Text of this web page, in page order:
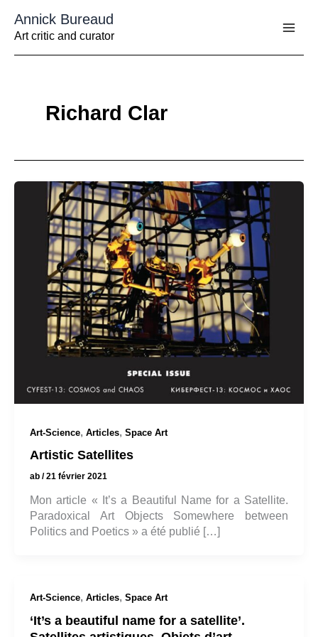
contenu
Annick Bureaud
Art critic and curator
Richard Clar
Art-Science, Articles, Space Art
Artistic Satellites
ab /21 février 2021
Mon article « It’s a Beautiful Name for a Satellite.
Paradoxical Art Objects Somewhere between
Politics and Poetics » a été publié […]
Art-Science, Articles, Space Art
‘It’s a beautiful name for a satellite’.